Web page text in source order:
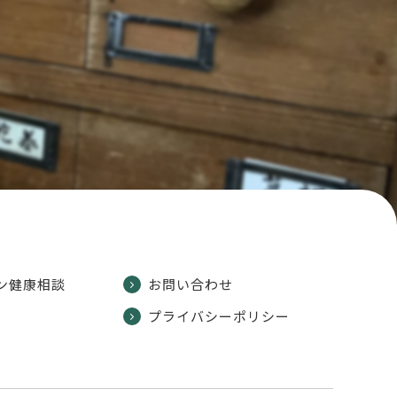
健康相談
お問い合わせ
プライバシーポリシー